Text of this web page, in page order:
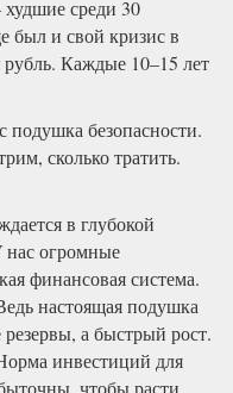
среди 30
был и свой кризис в
рубль. Каждые 10–15 лет
безопасности.
сколько тратить.
в глубокой
нас огромные
финансовая система.
настоящая подушка
а быстрый рост.
инвестиций для
чтобы расти.